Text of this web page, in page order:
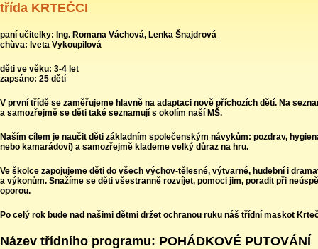
třída KRTEČCI
paní učitelky: Ing. Romana Váchová, Lenka Šnajdrová
chůva: Iveta Vykoupilová
děti ve věku: 3-4 let
zapsáno: 25 dětí
V první třídě se zaměřujeme hlavně na adaptaci nově příchozích dětí. Na
a samozřejmě se děti také seznamují s okolím naší MŠ.
Naším cílem je naučit děti základním společenským návykům: pozdrav,
nebo kamarádovi) a samozřejmě klademe velký důraz na hru.
Ve školce zapojujeme děti do všech výchov-tělesné, výtvarné, hudební i
a výkonům. Snažíme se děti všestranně rozvíjet, pomoci jim, poradit při
oporou.
Po celý rok bude nad našimi dětmi držet ochranou ruku náš třídní maskot
Název třídního programu: POHÁDKOVÉ PUTOVÁNÍ